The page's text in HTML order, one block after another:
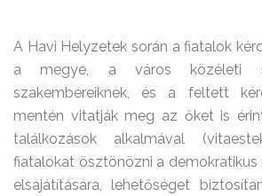
A Havi Helyzetek során a fiatalok
a megye, a város közéleti
szakembereiknek, és a feltett
mentén vitatják meg az őket is
találkozások alkalmával
fiatalokat ösztönözni a
elsajátítására, lehetőséget